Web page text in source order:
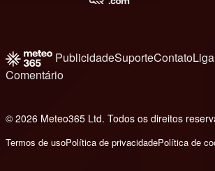
PublicidadeSuporteContato
Comentário
© 2026 Meteo365 Ltd. Todos os direitos
Termos de usoPolítica de privacidadePolítica de